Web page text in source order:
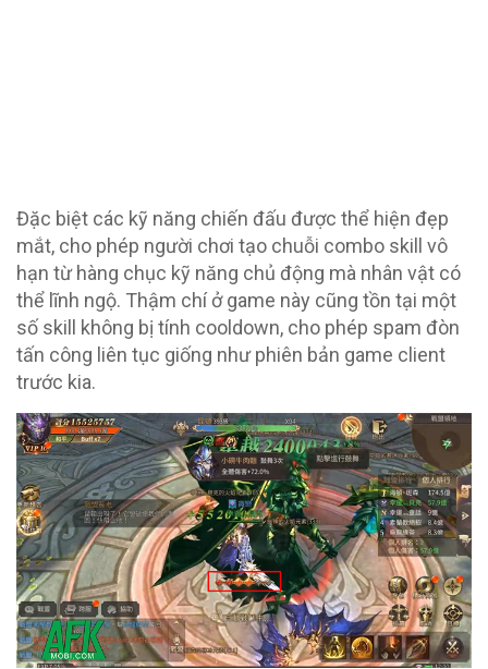
Đặc biệt các kỹ năng chiến đấu được thể hiện đẹp
mắt, cho phép người chơi tạo chuỗi combo skill vô
hạn từ hàng chục kỹ năng chủ động mà nhân vật có
thể lĩnh ngộ. Thậm chí ở game này cũng tồn tại một
số skill không bị tính cooldown, cho phép spam đòn
tấn công liên tục giống như phiên bản game client
trước kia.